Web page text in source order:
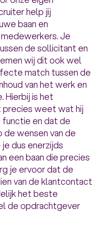
help jij
baan en
Je
de sollicitant en
wij dit ook wel
match tussen de
van het werk en
Hierbij is het
weet wat hij
functie en dat de
wensen van de
dus enerzijds
een baan die precies
je ervoor dat de
van de klantcontact
het beste
de opdrachtgever